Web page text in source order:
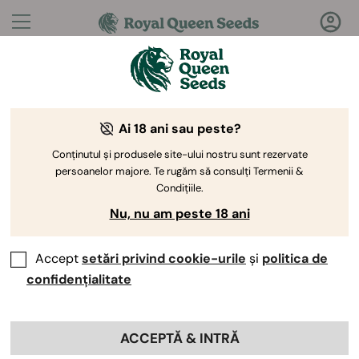
Întrebări?Răspunsuri!
Bine ați venit la Royal Queen Seeds Help Center
Help Center > Back
Pot primi un voucher de
reducere?
Ai 18 ani sau peste?
Conținutul și produsele site-ului nostru sunt rezervate
persoanelor majore. Te rugăm să consulți Termenii &
Condițiile.
Nu, nu am peste 18 ani
Acceptsetări privind cookie-urile și politica de
confidențialitate
ACCEPTĂ & INTRĂ